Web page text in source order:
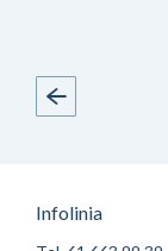
Infolinia